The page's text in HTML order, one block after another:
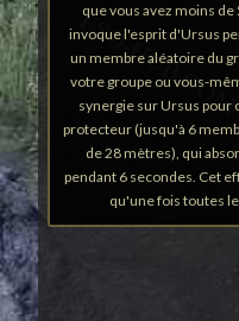
que vous avez moins de
invoque l'esprit d'Ursus
un membre aléatoire du
votre groupe ou vous-
synergie sur Ursus pour
protecteur (jusqu'à 6
de 28 mètres), qui
pendant 6 secondes. Cet
qu'une fois toutes